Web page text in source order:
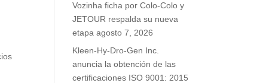
Vozinha ficha por Colo-Colo y
JETOUR respalda su nueva
etapa agosto 7, 2026
Kleen-Hy-Dro-Gen Inc.
anuncia la obtención de las
certificaciones ISO 9001: 2015